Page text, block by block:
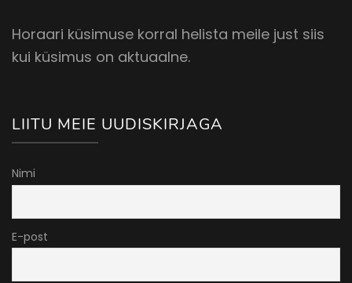
Horaari küsimuse korral helista meile just siis
kui küsimus on aktuaalne.
LIITU MEIE UUDISKIRJAGA
Nimi
E-post